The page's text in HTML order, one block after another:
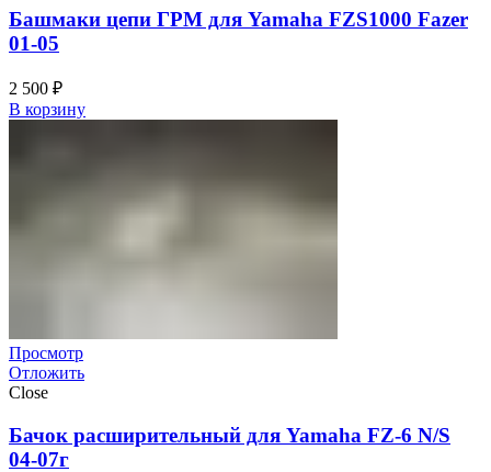
Башмаки цепи ГРМ для Yamaha FZS1000 Fazer
01-05
2 500 ₽
В корзину
Просмотр
Отложить
Close
Бачок расширительный для Yamaha FZ-6 N/S
04-07г